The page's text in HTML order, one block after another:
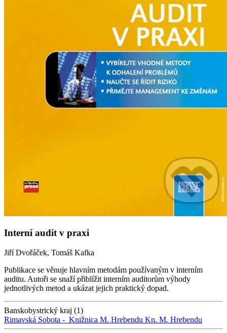
Interní audit v praxi
Jiří Dvořáček, Tomáš Kafka
Publikace se věnuje hlavním metodám používaným v interním
auditu. Autoři se snaží přiblížit interním auditorům výhody
jednotlivých metod a ukázat jejich praktický dopad.
Banskobystrický kraj (1)
Rimavská Sobota - Knižnica M. Hrebendu Kn. M. Hrebendu